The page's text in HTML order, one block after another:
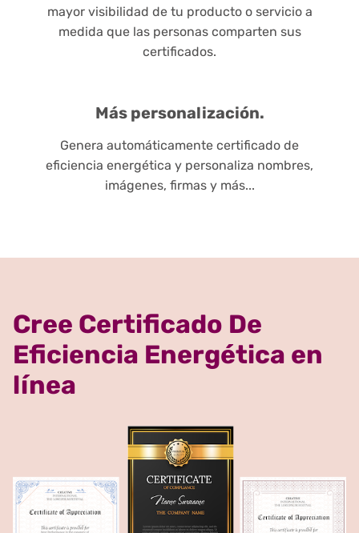
mayor visibilidad de tu producto o servicio a
medida que las personas comparten sus
certificados.
Más personalización.
Genera automáticamente certificado de
eficiencia energética y personaliza nombres,
imágenes, firmas y más...
Cree Certificado De
Eficiencia Energética en
línea